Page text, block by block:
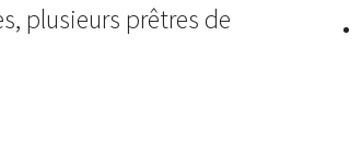
plusieurs prêtres de